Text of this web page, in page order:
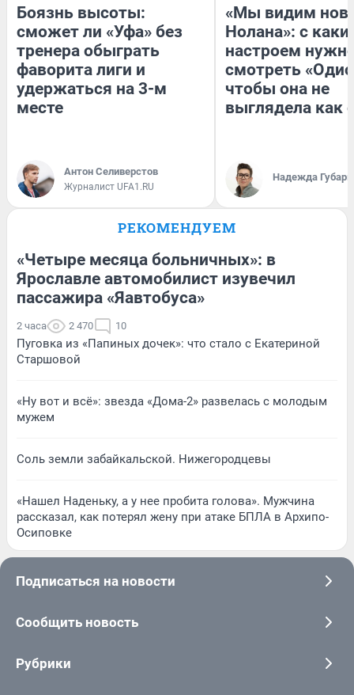
Боязнь высоты:
сможет ли «Уфа» без
тренера обыграть
фаворита лиги и
удержаться на 3-м
месте
Антон Селиверстов
Журналист UFA1.RU
«Мы видим
Нолана»: с
настроем
смотреть
чтобы она не
выглядела как
Надежда Губарь
РЕКОМЕНДУЕМ
«Четыре месяца больничных»: в
Ярославле автомобилист изувечил
пассажира «Яавтобуса»
2 часа 2 470 10
Пуговка из «Папиных дочек»: что стало с Екатериной
Старшовой
«Ну вот и всё»: звезда «Дома-2» развелась с молодым
мужем
Соль земли забайкальской. Нижегородцевы
«Нашел Наденьку, а у нее пробита голова». Мужчина
рассказал, как потерял жену при атаке БПЛА в Архипо-
Осиповке
Подписаться на новости
Сообщить новость
Рубрики